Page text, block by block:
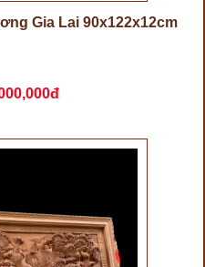
Gia Lai 90x122x12cm